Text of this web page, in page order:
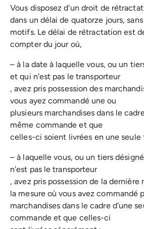
Vous disposez d'un droit de
dans un délai de quatorze jours,
motifs. Le délai de rétractation est
compter du jour où,
– à la date à laquelle vous, ou un
et qui n'est pas le transporteur
, avez pris possession des
vous ayez commandé une ou
plusieurs marchandises dans le
même commande et que
celles-ci soient livrées en une seule
– à laquelle vous, ou un tiers
n'est pas le transporteur
, avez pris possession de la dernière
la mesure où vous avez commandé
marchandises dans le cadre d'une
commande et que celles-ci